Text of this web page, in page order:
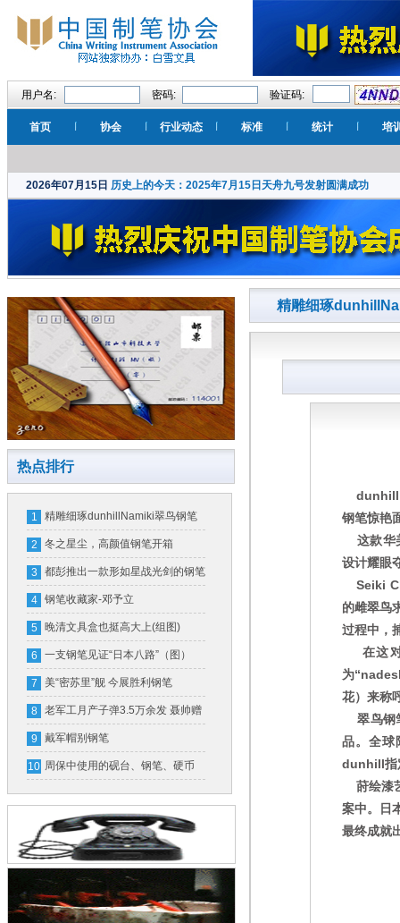
用户名: 密码: 验证码:
首页 协会 行业动态 标准 统计 培
2026年07月15日 历史上的今天：2025年7月15日天舟九号发射圆满成功
热点排行
1 精雕细琢dunhillNamiki翠鸟钢笔
2 冬之星尘，高颜值钢笔开箱
3 都彭推出一款形如星战光剑的钢笔
一支售价16万
4 钢笔收藏家-邓予立
5 晚清文具盒也挺高大上(组图)
6 一支钢笔见证“日本八路”（图）
7 美“密苏里”舰 今展胜利钢笔
8 老军工月产子弹3.5万余发 聂帅赠
钢笔奖励
9 戴军帽别钢笔
10 周保中使用的砚台、钢笔、硬币
(图)
精雕细琢
dunhill
钢笔惊艳
这款华
设计耀眼
Seiki
的雌翠鸟
过程中，
在这对
为
花）来称
翠鸟钢
品。全球
dunhill指
莳绘漆
案中。日
最终成就